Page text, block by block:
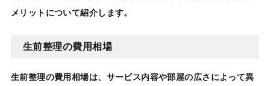
メリット について紹介します。
生前整理の費用相場
生前整理の費用相場は、サービス内容や部屋の広さによって異